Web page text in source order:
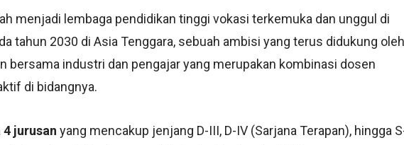
menjadi lembaga pendidikan tinggi vokasi terkemuka dan unggul di
tahun 2030 di Asia Tenggara, sebuah ambisi yang terus didukung oleh
bersama industri dan pengajar yang merupakan kombinasi dosen
di bidangnya.
4 jurusan yang mencakup jenjang D-III, D-IV (Sarjana Terapan), hingga